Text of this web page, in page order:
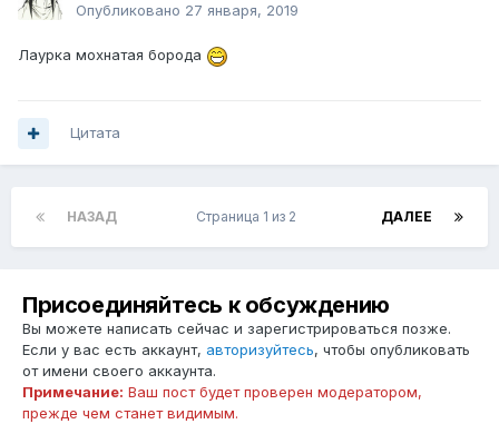
Опубликовано 27 января, 2019
Лаурка мохнатая борода
Цитата
НАЗАД ДАЛЕЕ
Страница 1 из 2
Присоединяйтесь к обсуждению
Вы можете написать сейчас и зарегистрироваться позже.
Если у вас есть аккаунт, авторизуйтесь, чтобы опубликовать
от имени своего аккаунта.
Примечание: Ваш пост будет проверен модератором,
прежде чем станет видимым.